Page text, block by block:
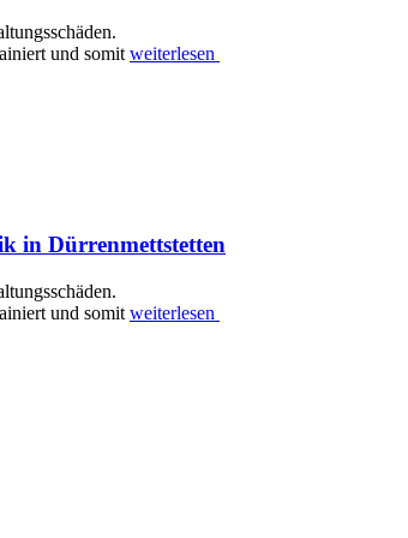
und somit weiterlesen
in Dürrenmettstetten
und somit weiterlesen